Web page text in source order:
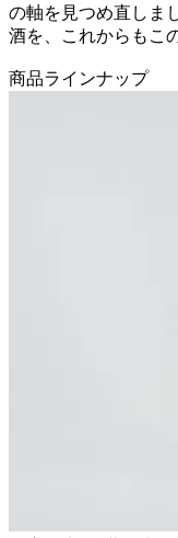
の軸を見つめ直しま
酒を、これからもこ
商品ラインナップ